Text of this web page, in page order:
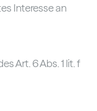
Interesse an
Art. 6 Abs. 1 lit. f